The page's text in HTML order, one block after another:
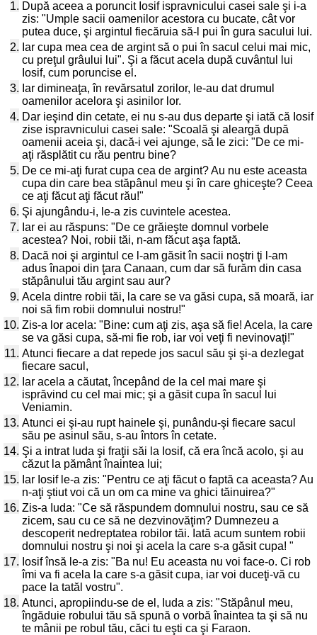
1. După aceea a poruncit Iosif ispravnicului casei sale şi i-a
zis: "Umple sacii oamenilor acestora cu bucate, cât vor
putea duce, şi argintul fiecăruia să-l pui în gura sacului lui.
2. Iar cupa mea cea de argint să o pui în sacul celui mai mic,
cu preţul grâului lui". Şi a făcut acela după cuvântul lui
Iosif, cum poruncise el.
3. Iar dimineaţa, în revărsatul zorilor, le-au dat drumul
oamenilor acelora şi asinilor lor.
4. Dar ieşind din cetate, ei nu s-au dus departe şi iată că Iosif
zise ispravnicului casei sale: "Scoală şi aleargă după
oamenii aceia şi, dacă-i vei ajunge, să le zici: "De ce mi-
aţi răsplătit cu rău pentru bine?
5. De ce mi-aţi furat cupa cea de argint? Au nu este aceasta
cupa din care bea stăpânul meu şi în care ghiceşte? Ceea
ce aţi făcut aţi făcut rău!"
6. Şi ajungându-i, le-a zis cuvintele acestea.
7. Iar ei au răspuns: "De ce grăieşte domnul vorbele
acestea? Noi, robii tăi, n-am făcut aşa faptă.
8. Dacă noi şi argintul ce l-am găsit în sacii noştri ţi l-am
adus înapoi din ţara Canaan, cum dar să furăm din casa
stăpânului tău argint sau aur?
9. Acela dintre robii tăi, la care se va găsi cupa, să moară, iar
noi să fim robii domnului nostru!"
10. Zis-a lor acela: "Bine: cum aţi zis, aşa să fie! Acela, la care
se va găsi cupa, să-mi fie rob, iar voi veţi fi nevinovaţi!"
11. Atunci fiecare a dat repede jos sacul său şi şi-a dezlegat
fiecare sacul,
12. Iar acela a căutat, începând de la cel mai mare şi
isprăvind cu cel mai mic; şi a găsit cupa în sacul lui
Veniamin.
13. Atunci ei şi-au rupt hainele şi, punându-şi fiecare sacul
său pe asinul său, s-au întors în cetate.
14. Şi a intrat Iuda şi fraţii săi la Iosif, că era încă acolo, şi au
căzut la pământ înaintea lui;
15. Iar Iosif le-a zis: "Pentru ce aţi făcut o faptă ca aceasta? Au
n-aţi ştiut voi că un om ca mine va ghici tăinuirea?"
16. Zis-a Iuda: "Ce să răspundem domnului nostru, sau ce să
zicem, sau cu ce să ne dezvinovăţim? Dumnezeu a
descoperit nedreptatea robilor tăi. Iată acum suntem robii
domnului nostru şi noi şi acela la care s-a găsit cupa! "
17. Iosif însă le-a zis: "Ba nu! Eu aceasta nu voi face-o. Ci rob
îmi va fi acela la care s-a găsit cupa, iar voi duceţi-vă cu
pace la tatăl vostru".
18. Atunci, apropiindu-se de el, Iuda a zis: "Stăpânul meu,
îngăduie robului tău să spună o vorbă înaintea ta şi să nu
te mânii pe robul tău, căci tu eşti ca şi Faraon.